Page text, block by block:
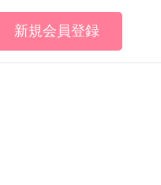
新規会員登録